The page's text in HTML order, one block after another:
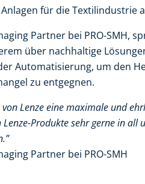
für die Textilindustrie
Partner bei PRO-SMH,
über nachhaltige
Automatisierung, um den
zu entgegnen.
Lenze eine maximale und
Lenze-Produkte sehr gerne in all
Partner bei PRO-SMH